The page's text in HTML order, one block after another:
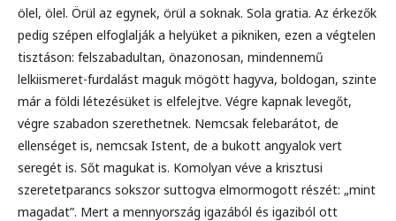
ölel, ölel. Örül az egynek, örül a soknak. Sola gratia. Az érkezők
pedig szépen elfoglalják a helyüket a pikniken, ezen a végtelen
tisztáson: felszabadultan, önazonosan, mindennemű
lelkiismeret-furdalást maguk mögött hagyva, boldogan, szinte
már a földi létezésüket is elfelejtve. Végre kapnak levegőt,
végre szabadon szerethetnek. Nemcsak felebarátot, de
ellenséget is, nemcsak Istent, de a bukott angyalok vert
seregét is. Sőt magukat is. Komolyan véve a krisztusi
szeretetparancs sokszor suttogva elmormogott részét: „mint
magadat”. Mert a mennyország igazából és igaziból ott